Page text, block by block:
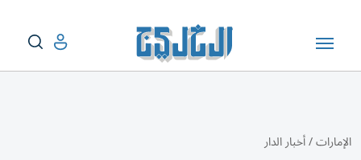
الإمارات/أخبار الدار